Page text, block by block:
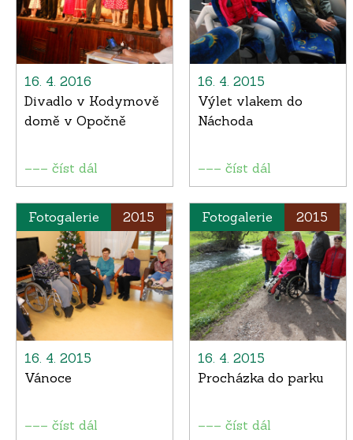
16. 4. 2016
Divadlo v Kodymově
domě v Opočně
––– číst dál
16. 4. 2015
Výlet vlakem do
Náchoda
––– číst dál
Fotogalerie 2015
16. 4. 2015
Vánoce
––– číst dál
Fotogalerie 2015
16. 4. 2015
Procházka do parku
––– číst dál